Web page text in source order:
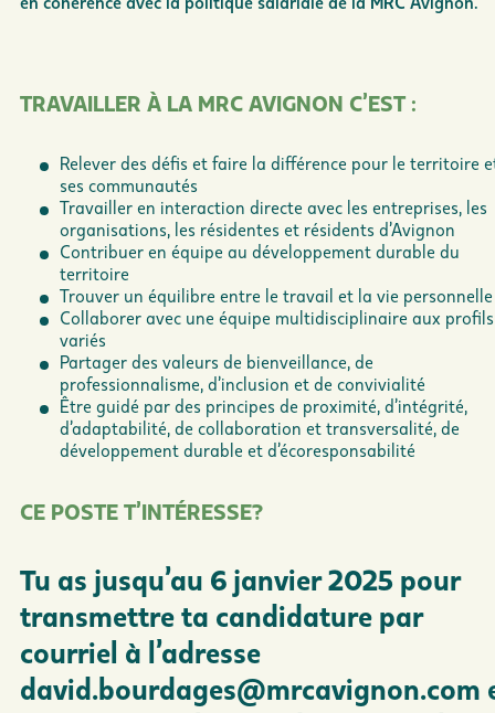
TRAVAILLER À LA MRC AVIGNON C’EST :
Relever des défis et faire la différence pour le territoire
ses communautés
Travailler en interaction directe avec les entreprises, les
organisations, les résidentes et résidents d’Avignon
Contribuer en équipe au développement durable du
territoire
Trouver un équilibre entre le travail et la vie personnelle
Collaborer avec une équipe multidisciplinaire aux profils
variés
Partager des valeurs de bienveillance, de
professionnalisme, d’inclusion et de convivialité
Être guidé par des principes de proximité, d’intégrité,
d’adaptabilité, de collaboration et transversalité, de
développement durable et d’écoresponsabilité
CE POSTE T’INTÉRESSE?
Tu as jusqu’au 6 janvier 2025 pour
transmettre ta candidature par
courriel à l’adresse
david.bourdages@mrcavignon.com